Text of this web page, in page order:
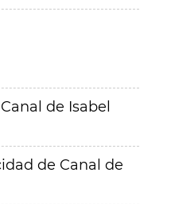
Canal de Isabel
de Canal de